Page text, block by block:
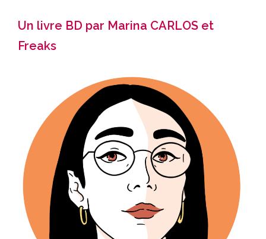
Un livre BD par Marina CARLOS et
Freaks